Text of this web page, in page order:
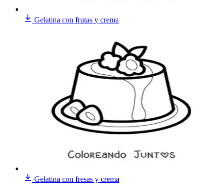
Gelatina con frutas y crema
Gelatina con fresas y crema